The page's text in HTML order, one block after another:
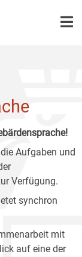
Aufgaben und
Verfügung.
synchron
mit
auf eine der